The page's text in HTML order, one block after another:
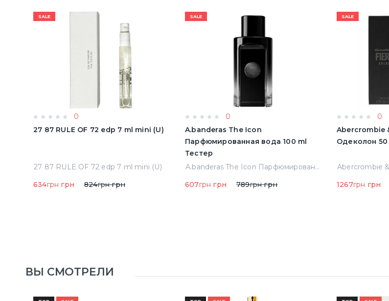
SALE
0
27 87 RULE OF 72 edp 7 ml mini (U)
27 87 RULE OF 72 edp 7 ml mini (U)
634грн грн 824грнгрн
SALE
0
A.banderas The Icon
Парфюмированная вода 100 ml
Тестер
A.banderas The Icon Парфюмированная вода 100 ml Тестер
607грн грн 789грнгрн
SALE
0
Abercrombie
1267грн грн
ВЫ СМОТРЕЛИ